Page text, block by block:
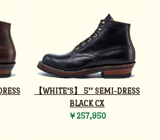
【WHITE‘S】 5’’ SEMI-DRESS
BLACK CX
￥257,950